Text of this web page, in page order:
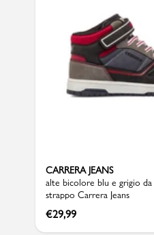
CARRERA JEANS
alte bicolore blu e grigio da
strappo Carrera Jeans
€29,99